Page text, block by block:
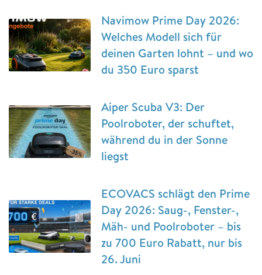
Navimow Prime Day 2026:
Welches Modell sich für
deinen Garten lohnt – und wo
du 350 Euro sparst
Aiper Scuba V3: Der
Poolroboter, der schuftet,
während du in der Sonne
liegst
ECOVACS schlägt den Prime
Day 2026: Saug-, Fenster-,
Mäh- und Poolroboter – bis
zu 700 Euro Rabatt, nur bis
26. Juni